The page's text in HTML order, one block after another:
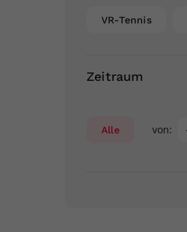
VR-Tennis
Zeitraum
Alle von: